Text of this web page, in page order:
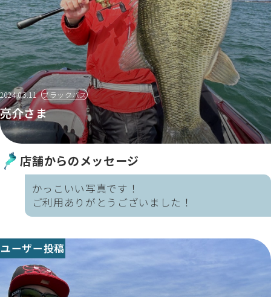
2024.03.11 ブラックバス
亮介さま
店舗からのメッセージ
かっこいい写真です！
ご利用ありがとうございました！
ユーザー投稿